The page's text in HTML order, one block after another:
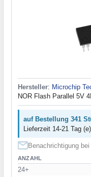
Hersteller: Microchip
NOR Flash Parallel 5V
auf Bestellung 341
Lieferzeit 14-21 Tag (e)
Benachrichtigung
ANZAHL
24+